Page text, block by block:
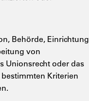
Behörde, Einrichtung
von
Unionsrecht oder das
Kriterien